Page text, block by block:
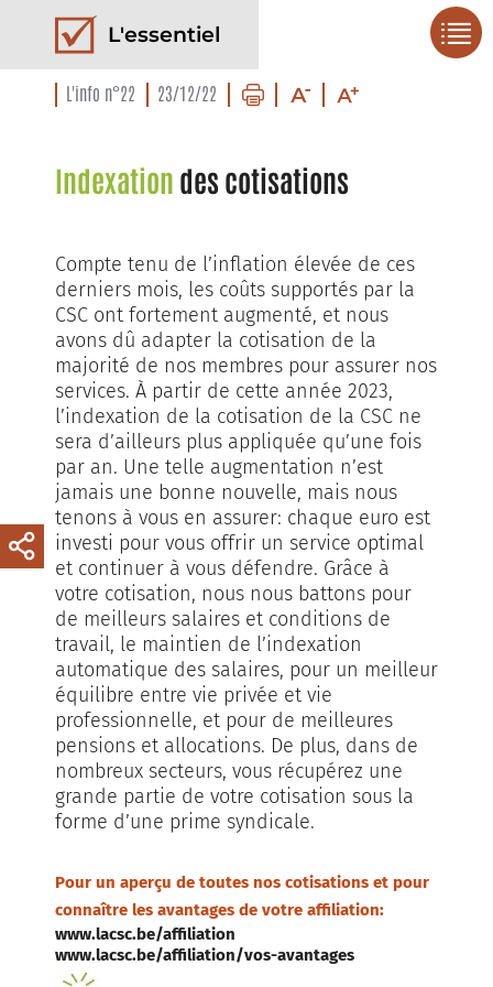
L'essentiel
L'info n°22 23/12/22
Indexation des cotisations
Compte tenu de l’inflation élevée de ces
derniers mois, les coûts supportés par la
CSC ont fortement augmenté, et nous
avons dû adapter la cotisation de la
majorité de nos membres pour assurer nos
services. À partir de cette année 2023,
l’indexation de la cotisation de la CSC ne
sera d’ailleurs plus appliquée qu’une fois
par an. Une telle augmentation n’est
jamais une bonne nouvelle, mais nous
tenons à vous en assurer: chaque euro est
investi pour vous offrir un service optimal
et continuer à vous défendre. Grâce à
votre cotisation, nous nous battons pour
de meilleurs salaires et conditions de
travail, le maintien de l’indexation
automatique des salaires, pour un meilleur
équilibre entre vie privée et vie
professionnelle, et pour de meilleures
pensions et allocations. De plus, dans de
nombreux secteurs, vous récupérez une
grande partie de votre cotisation sous la
forme d’une prime syndicale.
Pour un aperçu de toutes nos cotisations et pour
connaître les avantages de votre affiliation:
www.lacsc.be/affiliation
www.lacsc.be/affiliation/vos-avantages